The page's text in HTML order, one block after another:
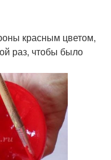
красным цветом,
раз, чтобы было